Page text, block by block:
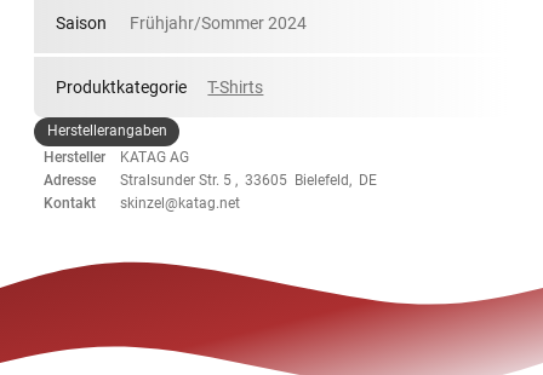
Saison Frühjahr/Sommer 2024
Produktkategorie T-Shirts
Herstellerangaben
Hersteller
KATAG AG
Adresse
Stralsunder Str. 5 , 33605 Bielefeld, DE
Kontakt
skinzel@katag.net